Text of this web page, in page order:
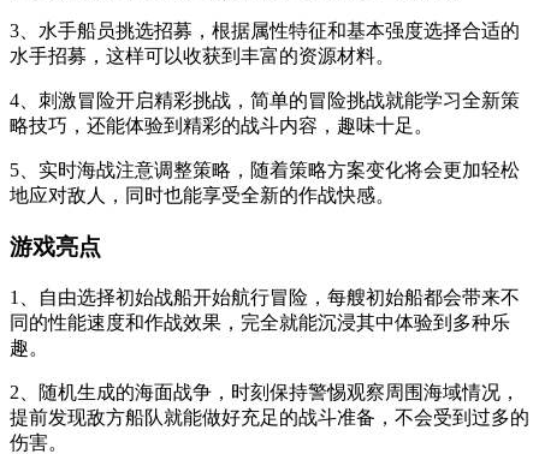
3、水手船员挑选招募，根据属性特征和基本强度选择合适的
水手招募，这样可以收获到丰富的资源材料。
4、刺激冒险开启精彩挑战，简单的冒险挑战就能学习全新策
略技巧，还能体验到精彩的战斗内容，趣味十足。
5、实时海战注意调整策略，随着策略方案变化将会更加轻松
地应对敌人，同时也能享受全新的作战快感。
游戏亮点
1、自由选择初始战船开始航行冒险，每艘初始船都会带来不
同的性能速度和作战效果，完全就能沉浸其中体验到多种乐
趣。
2、随机生成的海面战争，时刻保持警惕观察周围海域情况，
提前发现敌方船队就能做好充足的战斗准备，不会受到过多的
伤害。